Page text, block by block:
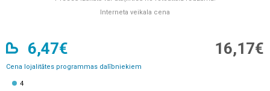
Interneta veikala cena
6,47€
Cena lojalitātes programmas dalībniekiem
16,17€
4